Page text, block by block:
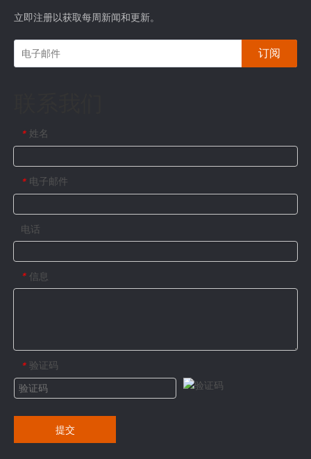
立即注册以获取每周新闻和更新。
订阅
* 姓名
* 电子邮件
电话
* 信息
* 验证码
提交